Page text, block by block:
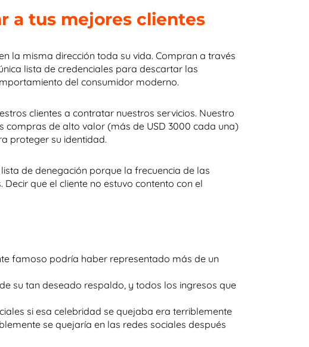
a tus mejores clientes
la misma dirección toda su vida. Compran a través
lista de credenciales para descartar las
del consumidor moderno.
clientes a contratar nuestros servicios. Nuestro
compras de alto valor (más de USD 3000 cada una)
proteger su identidad.
de denegación porque la frecuencia de las
que el cliente no estuvo contento con el
famoso podría haber representado más de un
su tan deseado respaldo, y todos los ingresos que
si esa celebridad se quejaba era terriblemente
se quejaría en las redes sociales después